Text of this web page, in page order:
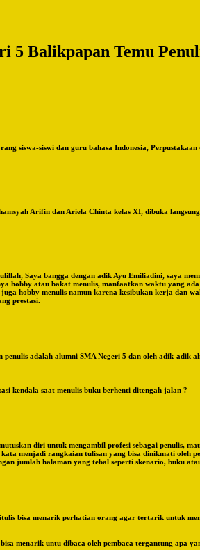
5 Balikpapan Temu
siswa-siswi dan guru bahasa Indonesia,
Arifin dan Ariela Chinta kelas XI, dibuka
Saya bangga dengan adik Ayu Emiliadini, saya
hobby atau bakat menulis, manfaatkan waktu yang
hobby menulis namun karena kesibukan kerja
prestasi.
penulis adalah alumni SMA Negeri 5 dan oleh adik-
kendala saat menulis buku berhenti ditengah jalan ?
diri untuk mengambil profesi sebagai penulis,
menjadi rangkaian tulisan yang bisa dinikmati oleh
jumlah halaman yang tebal seperti skenario,
bisa menarik perhatian orang agar tertarik untuk
menarik untu dibaca oleh pembaca tergantung apa